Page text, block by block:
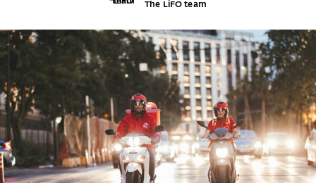
The LiFO team